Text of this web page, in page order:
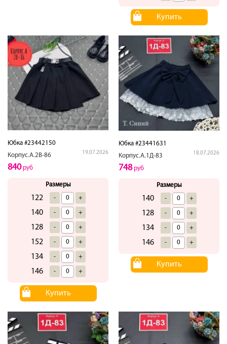
Купить
Юбка #23442150
Корпус.А.2В-86
19.07.2026
840руб
Размеры
122 - +
140 - +
128 - +
152 - +
134 - +
146 - +
Купить
Юбка #23441631
Корпус.А.1Д-83
18.07.2026
748руб
Размеры
140 - +
128 - +
134 - +
146 - +
Купить